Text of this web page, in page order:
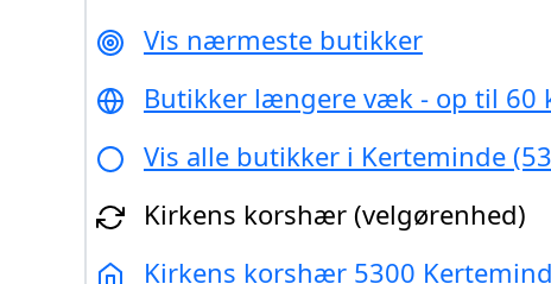
Vis nærmeste butikker
Butikker længere væk - op til 60
Vis alle butikker i Kerteminde
Kirkens korshær (velgørenhed)
Kirkens korshær 5300